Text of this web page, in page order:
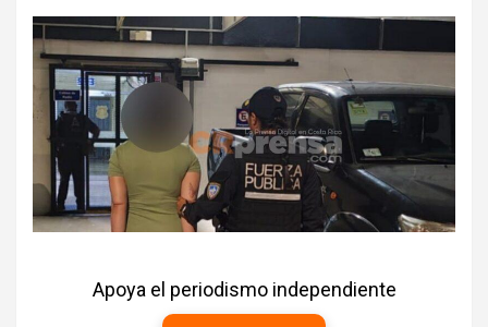
Apoya el periodismo independiente